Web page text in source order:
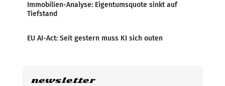
Immobilien-Analyse: Eigentumsquote sinkt auf
Tiefstand
EU AI-Act: Seit gestern muss KI sich outen
newsletter